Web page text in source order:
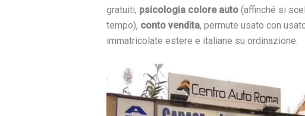
gratuiti, psicologia colore auto(affinché si
tempo), conto vendita, permute usato con
immatricolate estere e italiane su ordinazione.